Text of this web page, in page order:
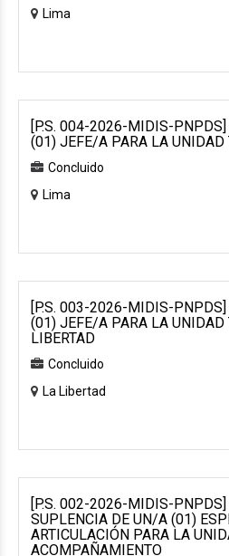
Lima
[P.S. 004-2026-MIDIS-
(01) JEFE/A PARA LA
Concluido
Lima
[P.S. 003-2026-MIDIS-
(01) JEFE/A PARA LA UNIDAD
LIBERTAD
Concluido
La Libertad
[P.S. 002-2026-MIDIS-PNPDS]
SUPLENCIA DE UN/A (01)
ARTICULACIÓN PARA LA
ACOMPAÑAMIENTO